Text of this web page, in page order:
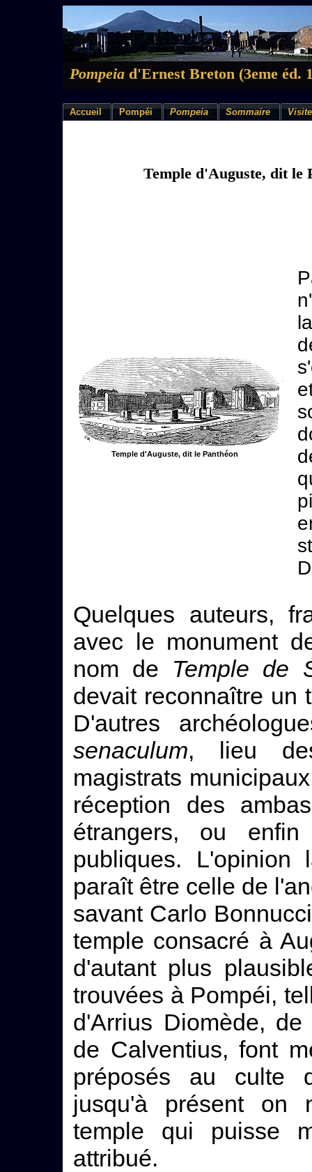
Pompeia d'Ernest Breton (3eme éd.
Accueil Pompéi Pompeia Sommaire Visite
Temple d'Auguste, dit le
Temple d'Auguste, dit le Panthéon
Quelques auteurs,
avec le monument
nom de Temple de
devait reconnaître un
D'autres
senaculum, lieu
magistrats
réception des
étrangers, ou
publiques. L'opinion
paraît être celle de
savant Carlo
temple consacré à
d'autant plus
trouvées à Pompéi,
d'Arrius Diomède,
de Calventius, font
préposés au culte
jusqu'à présent on
temple qui puisse
attribué.